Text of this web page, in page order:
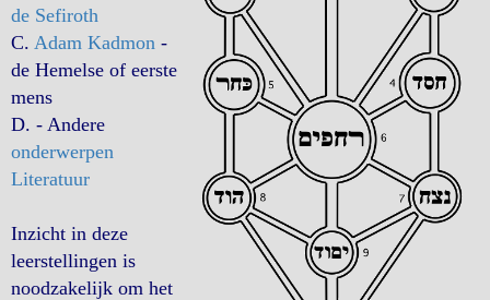
de Sefiroth
C. Adam Kadmon -
de Hemelse of eerste
mens
D. - Andere
onderwerpen
Literatuur
Inzicht in deze
leerstellingen is
noodzakelijk om het